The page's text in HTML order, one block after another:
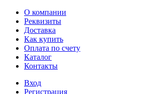
О компании
Реквизиты
Доставка
Как купить
Оплата по счету
Каталог
Контакты
Вход
Регистрация